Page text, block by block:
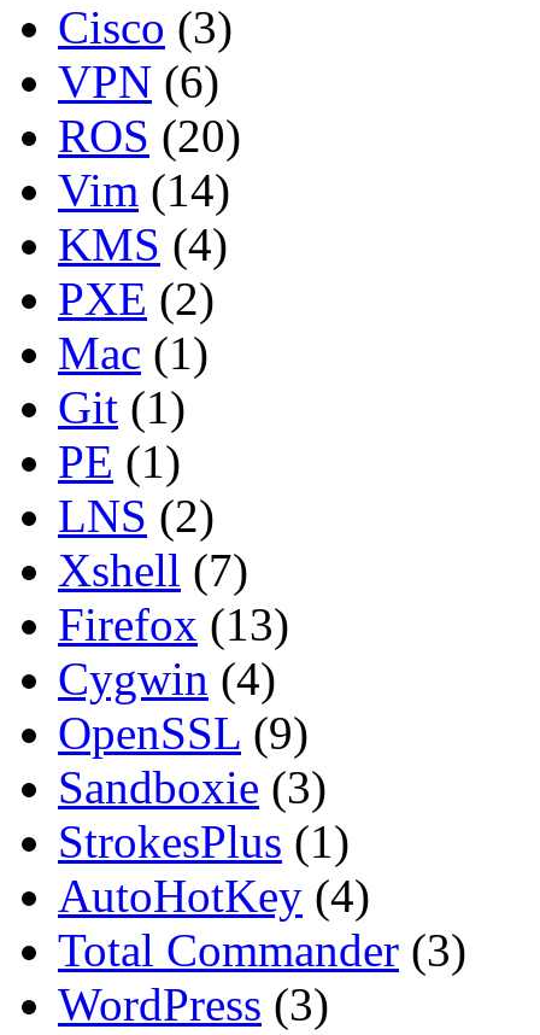
Cisco (3)
VPN (6)
ROS (20)
Vim (14)
KMS (4)
PXE (2)
Mac (1)
Git (1)
PE (1)
LNS (2)
Xshell (7)
Firefox (13)
Cygwin (4)
OpenSSL (9)
Sandboxie (3)
StrokesPlus (1)
AutoHotKey (4)
Total Commander (3)
WordPress (3)